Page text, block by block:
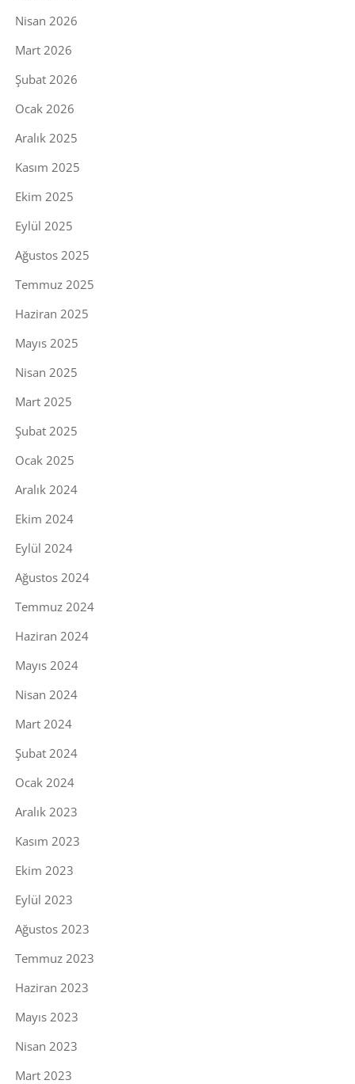
Nisan 2026
Mart 2026
Şubat 2026
Ocak 2026
Aralık 2025
Kasım 2025
Ekim 2025
Eylül 2025
Ağustos 2025
Temmuz 2025
Haziran 2025
Mayıs 2025
Nisan 2025
Mart 2025
Şubat 2025
Ocak 2025
Aralık 2024
Ekim 2024
Eylül 2024
Ağustos 2024
Temmuz 2024
Haziran 2024
Mayıs 2024
Nisan 2024
Mart 2024
Şubat 2024
Ocak 2024
Aralık 2023
Kasım 2023
Ekim 2023
Eylül 2023
Ağustos 2023
Temmuz 2023
Haziran 2023
Mayıs 2023
Nisan 2023
Mart 2023